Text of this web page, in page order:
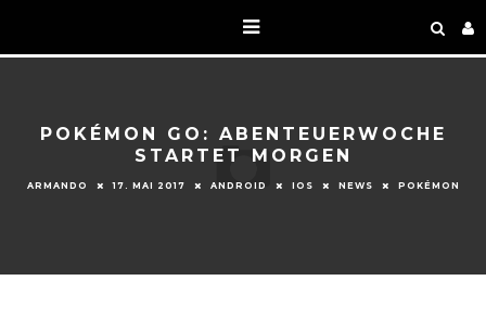
POKÉMON GO: ABENTEUERWOCHE
STARTET MORGEN
ARMANDO 17. MAI 2017 ANDROID IOS NEWS POKÉMON